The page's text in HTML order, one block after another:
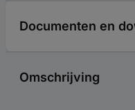
Documenten en
Omschrijving